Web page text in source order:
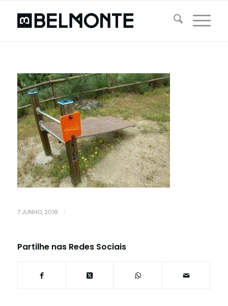
7 JUNHO, 2018 /
Partilhe nas Redes Sociais